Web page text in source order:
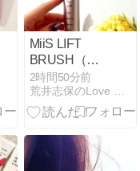
MiiS LIFT
BRUSH（リ
フトブラシ）
2時間50分前